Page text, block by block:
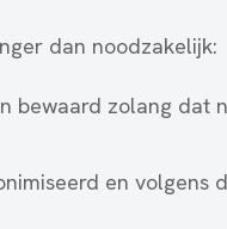
dan noodzakelijk:
bewaard zolang dat
en volgens